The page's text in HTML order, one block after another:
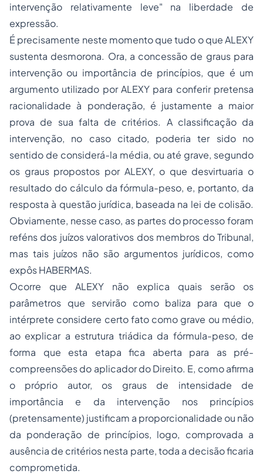
intervenção relativamente leve" na liberdade de
expressão.
É precisamente neste momento que tudo o que ALEXY
sustenta desmorona. Ora, a concessão de graus para
intervenção ou importância de princípios, que é um
argumento utilizado por ALEXY para conferir pretensa
racionalidade à ponderação, é justamente a maior
prova de sua falta de critérios. A classificação da
intervenção, no caso citado, poderia ter sido no
sentido de considerá-la média, ou até grave, segundo
os graus propostos por ALEXY, o que desvirtuaria o
resultado do cálculo da fórmula-peso, e, portanto, da
resposta à questão jurídica, baseada na lei de colisão.
Obviamente, nesse caso, as partes doprocessoforam
reféns dos juízos valorativos dos membros do Tribunal,
mas tais juízos não são argumentos jurídicos, como
expôs HABERMAS.
Ocorre que ALEXY não explica quais serão os
parâmetros que servirão como baliza para que o
intérprete considere certo fato como grave ou médio,
ao explicar a estrutura triádica da fórmula-peso, de
forma que esta etapa fica aberta para as pré-
compreensões do aplicador do Direito. E, como afirma
o próprio autor, os graus de intensidade de
importância e da intervenção nos princípios
(pretensamente) justificam a proporcionalidade ou não
da ponderação de princípios, logo, comprovada a
ausência de critérios nesta parte, toda a decisão ficaria
comprometida.